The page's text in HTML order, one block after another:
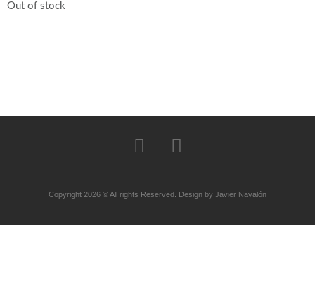
Out of stock
Copyright 2026 © All rights Reserved. Design by Javier Navalón